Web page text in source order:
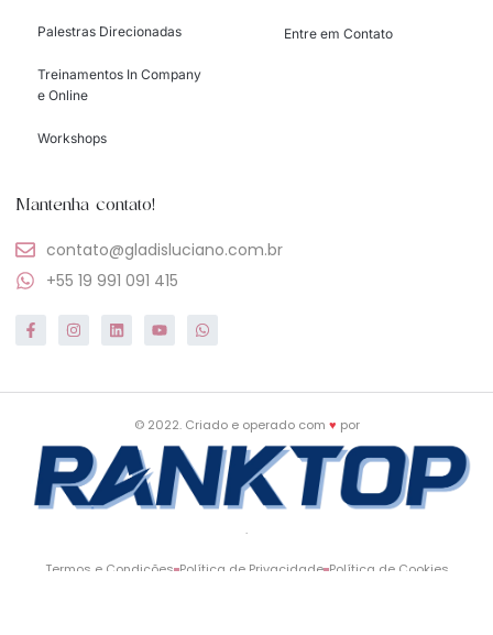
Palestras Direcionadas
Treinamentos In Company
e Online
Workshops
Entre em Contato
Mantenha contato!
contato@gladisluciano.com.br
+55 19 991 091 415
© 2022. Criado e operado com ♥ por
.
Termos e Condições Política de Privacidade Política de Cookies